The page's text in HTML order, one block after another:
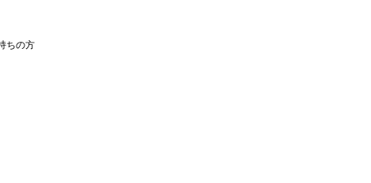
ちの方